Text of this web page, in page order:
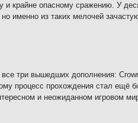
и крайне опасному сражению. У
именно из таких мелочей
три вышедших дополнения:
процесс прохождения стал ещё
и неожиданном игровом